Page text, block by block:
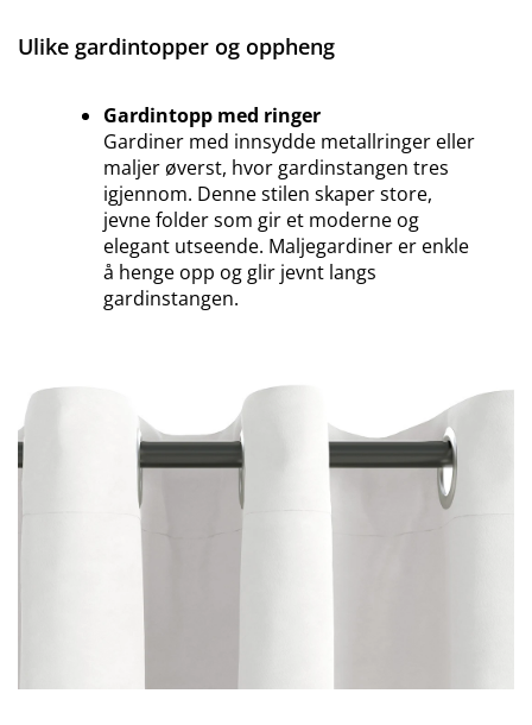
Ulike gardintopper og oppheng
Gardintopp med ringer
Gardiner med innsydde metallringer eller
maljer øverst, hvor gardinstangen tres
igjennom. Denne stilen skaper store,
jevne folder som gir et moderne og
elegant utseende. Maljegardiner er enkle
å henge opp og glir jevnt langs
gardinstangen.